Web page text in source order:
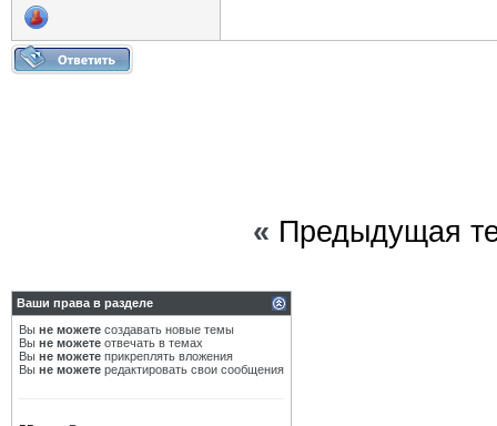
« Предыдущая
Ваши права в разделе
Вы не можете создавать новые темы
Вы не можете отвечать в темах
Вы не можете прикреплять вложения
Вы не можете редактировать свои сообщения